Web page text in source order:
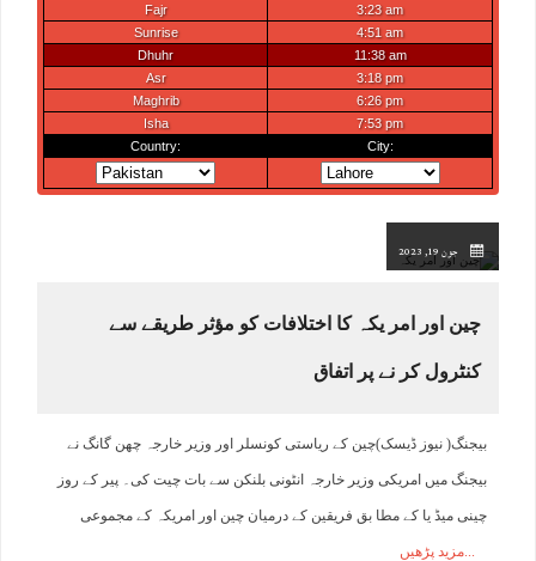
جون 19, 2023
چین اور امر یکہ کا اختلافات کو مؤثر طریقے سے
کنٹرول کر نے پر اتفاق
بیجنگ( نیوز ڈیسک)چین کے ریاستی کونسلر اور وزیر خارجہ چھن گانگ نے
بیجنگ میں امریکی وزیر خارجہ انٹونی بلنکن سے بات چیت کی۔ پیر کے روز
چینی میڈ یا کے مطا بق فریقین کے درمیان چین اور امریکہ کے مجموعی
مزید پڑھیں